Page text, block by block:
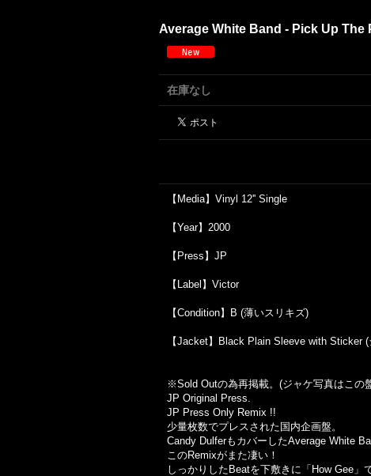
Average White Band - Pick Up The
在庫なし
【Media】Vinyl 12'' Single
【Year】2000
【Press】JP
【Label】Victor
【Condition】B (薄いスリキズ)
【Jacket】Black Plain Sleeve with Sticker
※Sold Outの為再掲載。 (ジャケ写真はこの
JP Original Press.
JP Press Only Remix !!
少量枚数でプレスされた国内企画盤。
Candy DulferもカバーしたAverage White
このRemixがまた凄い！
しっかりしたBeatを下敷きに「How Gee